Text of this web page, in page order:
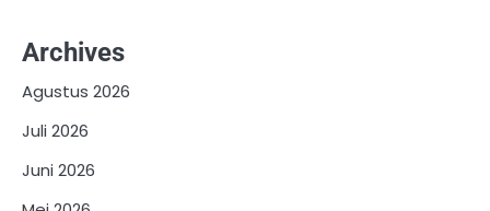
Archives
Agustus 2026
Juli 2026
Juni 2026